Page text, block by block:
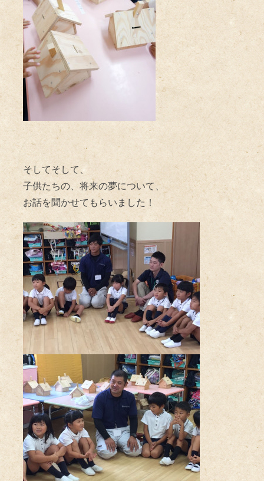
そしてそして、
子供たちの、将来の夢について、
お話を聞かせてもらいました！